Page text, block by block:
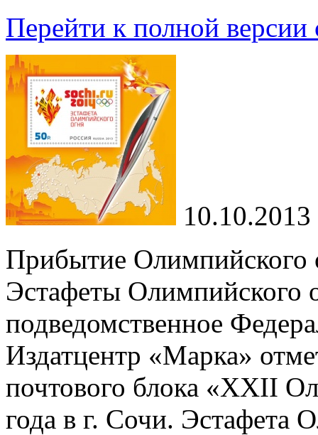
Перейти к полной версии
10.10.2013
Прибытие Олимпийского
Эстафеты Олимпийского
подведомственное
Издатцентр «Марка»
почтового блока «XXII
года в г. Сочи. Эстафета